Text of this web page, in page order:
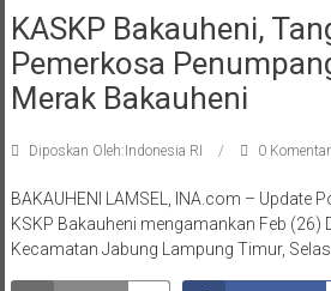
KASKP Bakauheni,
Pemerkosa
Merak Bakauheni
Diposkan Oleh:Indonesia RI 0 Komentar
BAKAUHENI LAMSEL, INA.com – Update
KSKP Bakauheni mengamankan Feb (26)
Kecamatan Jabung Lampung Timur,